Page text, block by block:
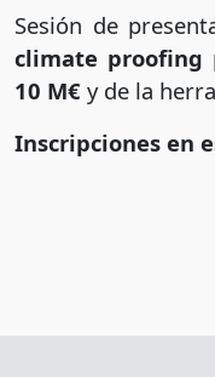
Sesión de
climate proofing
10 M€ y de la
Inscripciones en